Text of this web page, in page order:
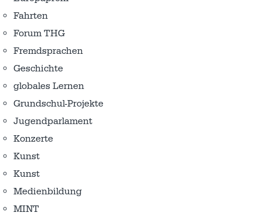
Fahrten
Forum THG
Fremdsprachen
Geschichte
globales Lernen
Grundschul-Projekte
Jugendparlament
Konzerte
Kunst
Kunst
Medienbildung
MINT